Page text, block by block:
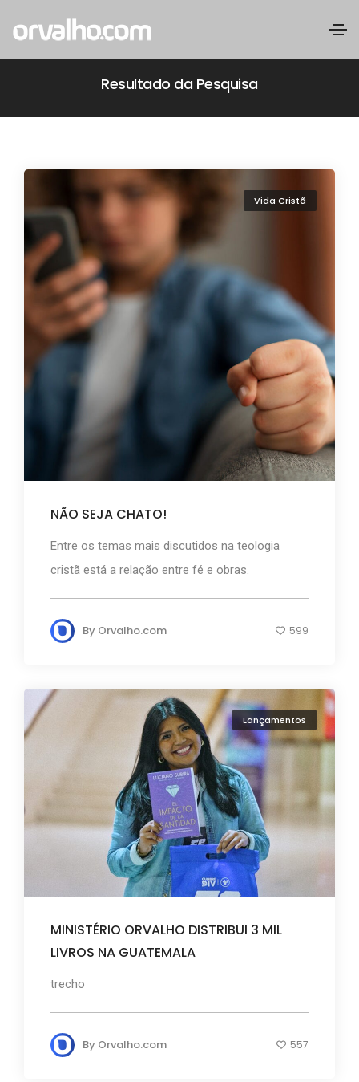
Resultado da Pesquisa
Vida Cristã
NÃO SEJA CHATO!
Entre os temas mais discutidos na teologia
cristã está a relação entre fé e obras.
By Orvalho.com 599
Lançamentos
MINISTÉRIO ORVALHO DISTRIBUI 3 MIL
LIVROS NA GUATEMALA
trecho
By Orvalho.com 557